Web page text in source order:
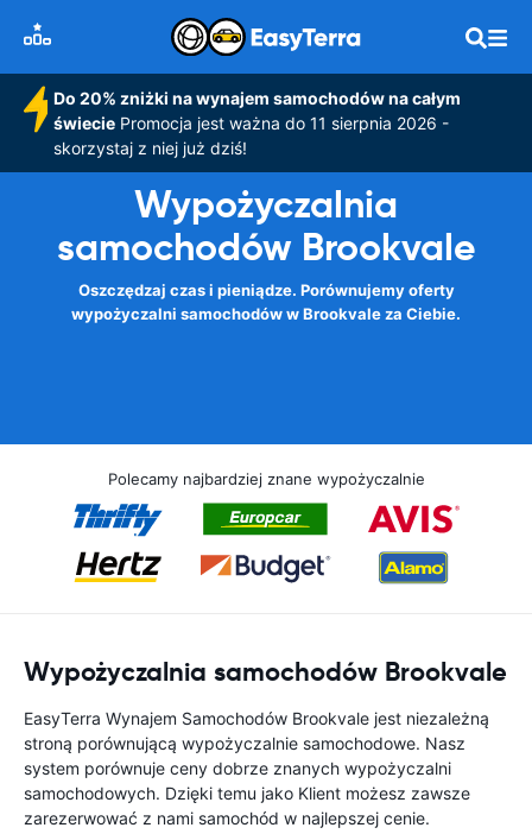
Do 20% zniżki na wynajem samochodów na całym
świeciePromocja jest ważna do 11 sierpnia 2026 -
skorzystaj z niej już dziś!
Wypożyczalnia
samochodów Brookvale
Oszczędzaj czas i pieniądze. Porównujemy oferty
wypożyczalni samochodów w Brookvale za Ciebie.
Polecamy najbardziej znane wypożyczalnie
Wypożyczalnia samochodów Brookvale
EasyTerra Wynajem Samochodów Brookvale jest niezależną
stroną porównującą wypożyczalnie samochodowe. Nasz
system porównuje ceny dobrze znanych wypożyczalni
samochodowych. Dzięki temu jako Klient możesz zawsze
zarezerwować z nami samochód w najlepszej cenie.